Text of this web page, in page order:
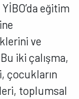
eğitim
ve
iki çalışma,
çocukların
toplumsal